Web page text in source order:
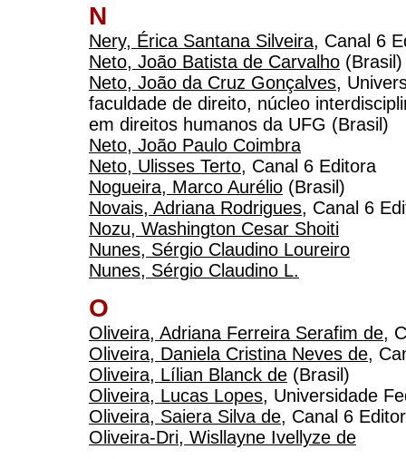
N
Nery, Érica Santana Silveira, Canal 6
Neto, João Batista de Carvalho (Brasil)
Neto, João da Cruz Gonçalves,
faculdade de direito, núcleo
em direitos humanos da UFG (Brasil)
Neto, João Paulo Coimbra
Neto, Ulisses Terto, Canal 6 Editora
Nogueira, Marco Aurélio (Brasil)
Novais, Adriana Rodrigues, Canal 6
Nozu, Washington Cesar Shoiti
Nunes, Sérgio Claudino Loureiro
Nunes, Sérgio Claudino L.
O
Oliveira, Adriana Ferreira Serafim de,
Oliveira, Daniela Cristina Neves de,
Oliveira, Lílian Blanck de (Brasil)
Oliveira, Lucas Lopes, Universidade
Oliveira, Saiera Silva de, Canal 6
Oliveira-Dri, Wisllayne Ivellyze de